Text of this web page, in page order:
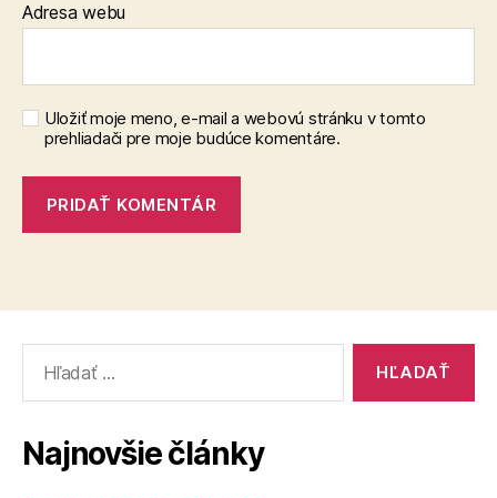
Adresa webu
Uložiť moje meno, e-mail a webovú stránku v tomto
prehliadači pre moje budúce komentáre.
Najnovšie články